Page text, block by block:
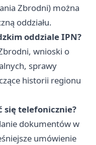
Zbrodni) można
oddziału.
oddziale IPN?
wnioski o
sprawy
historii regionu
się telefonicznie?
dokumentów w
umówienie